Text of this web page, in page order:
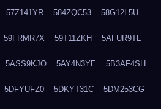
57Z141YR 584ZQC53 58G12L5U
59FRMR7X 59T11ZKH 5AFUR9TL
5ASS9KJO 5AY4N3YE 5B3AF4SH
5DFYUFZ0 5DKYT31C 5DM253CG